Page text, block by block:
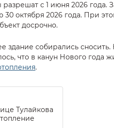
разрешат с 1 июня 2026 года.
30 октября 2026 года. При
досрочно.
здание собирались сносить.
что в канун Нового года
.
Тулайкова